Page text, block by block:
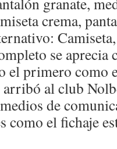
crema,
se aprecia
el primero como
arribó al club
de
como el fichaje